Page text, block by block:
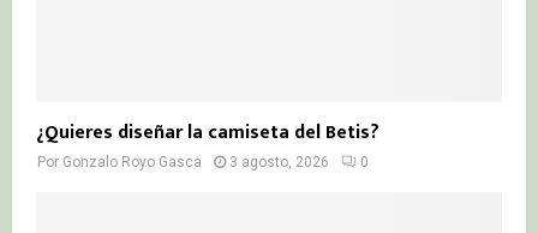
¿Quieres diseñar la camiseta del Betis?
Por Gonzalo Royo Gasca 3 agosto, 2026 0